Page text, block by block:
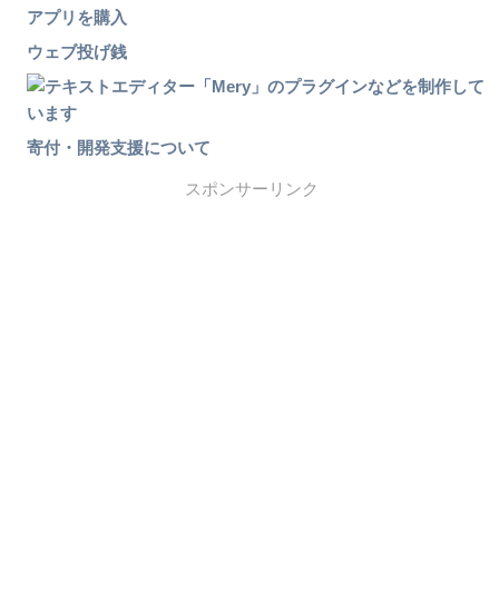
アプリを購入
ウェブ投げ銭
寄付・開発支援について
スポンサーリンク